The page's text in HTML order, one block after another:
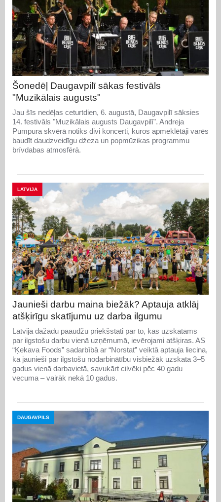
Šonedēļ Daugavpilī sākas festivāls
"Muzikālais augusts"
Jau šīs nedēļas ceturtdien, 6. augustā, Daugavpilī sāksies
14. festivāls "Muzikālais augusts Daugavpilī". Andreja
Pumpura skvērā notiks divi koncerti, kuros apmeklētāji varēs
baudīt daudzveidīgu džeza un popmūzikas programmu
brīvdabas atmosfērā.
LATVIJA
Jaunieši darbu maina biežāk? Aptauja atklāj
atšķirīgu skatījumu uz darba ilgumu
Latvijā dažādu paaudžu priekšstati par to, kas uzskatāms
par ilgstošu darbu vienā uzņēmumā, ievērojami atšķiras. AS
“Ķekava Foods” sadarbībā ar “Norstat” veiktā aptauja liecina,
ka jaunieši par ilgstošu nodarbinātību visbiežāk uzskata 3–5
gadus vienā darbavietā, savukārt cilvēki pēc 40 gadu
vecuma – vairāk nekā 10 gadus.
DAUGAVPILS